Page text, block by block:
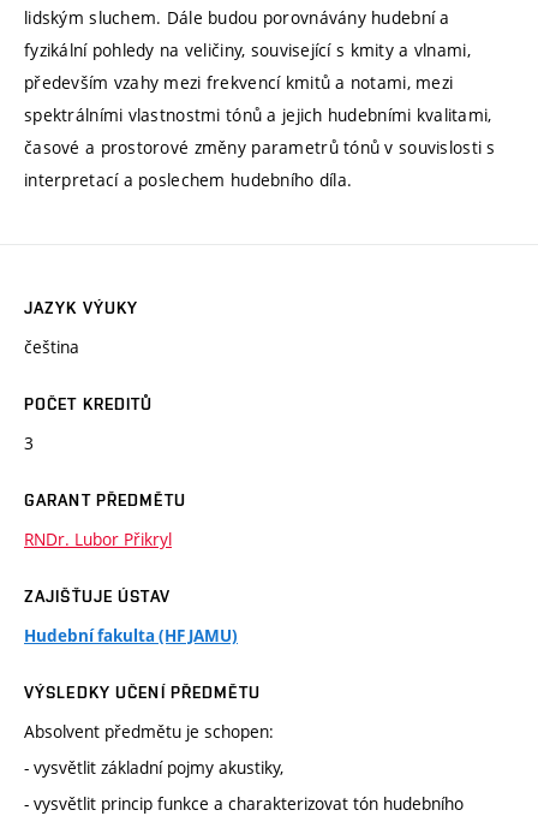
lidským sluchem. Dále budou porovnávány hudební a
fyzikální pohledy na veličiny, související s kmity a vlnami,
především vzahy mezi frekvencí kmitů a notami, mezi
spektrálními vlastnostmi tónů a jejich hudebními kvalitami,
časové a prostorové změny parametrů tónů v souvislosti s
interpretací a poslechem hudebního díla.
JAZYK VÝUKY
čeština
POČET KREDITŮ
3
GARANT PŘEDMĚTU
RNDr. Lubor Přikryl
ZAJIŠŤUJE ÚSTAV
Hudební fakulta (HF JAMU)
VÝSLEDKY UČENÍ PŘEDMĚTU
Absolvent předmětu je schopen:
- vysvětlit základní pojmy akustiky,
- vysvětlit princip funkce a charakterizovat tón hudebního